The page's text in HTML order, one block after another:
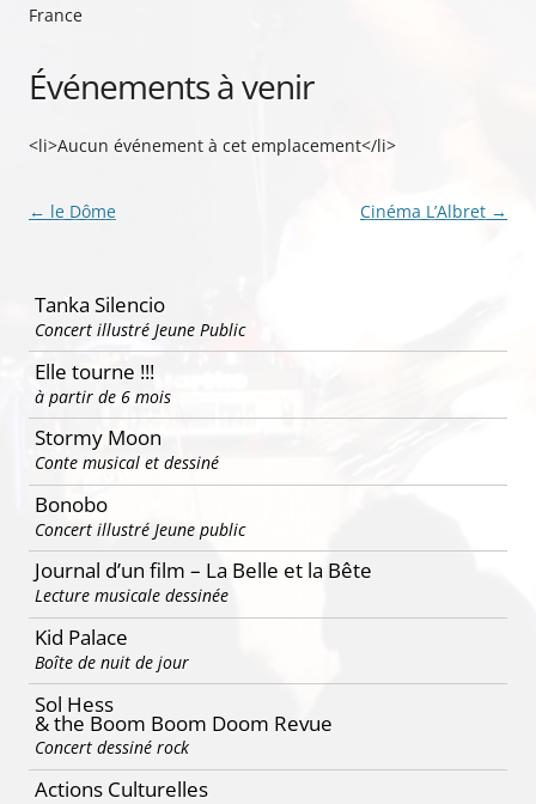
France
Événements à venir
<li>Aucun événement à cet emplacement</li>
Navigation
← le Dôme Cinéma L’Albret →
Tanka Silencio
Concert illustré Jeune Public
Elle tourne !!!
à partir de 6 mois
Stormy Moon
Conte musical et dessiné
Bonobo
Concert illustré Jeune public
Journal d’un film – La Belle et la Bête
Lecture musicale dessinée
Kid Palace
Boîte de nuit de jour
Sol Hess
& the Boom Boom Doom Revue
Concert dessiné rock
Actions Culturelles